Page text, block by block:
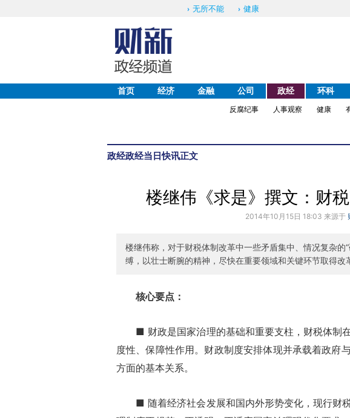
无所不能 健康
首页 经济 金融 公司 政经 环科
反腐纪事
人事观察 健康
政经政经当日快讯正文
楼继伟《求是》撰文：财
2014年10月15日 18:03 来源于
楼继伟称，对于财税体制改革中一些矛盾集中、情况复杂的
缚，以壮士断腕的精神，尽快在重要领域和关键环节取得改
核心要点：
■ 财政是国家治理的基础和重要支柱，财税体制
度性、保障性作用。财政制度安排体现并承载着政府
方面的基本关系。
■ 随着经济社会发展和国内外形势变化，现行财